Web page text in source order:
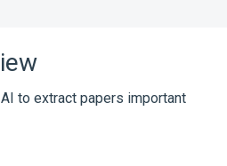
to extract papers important